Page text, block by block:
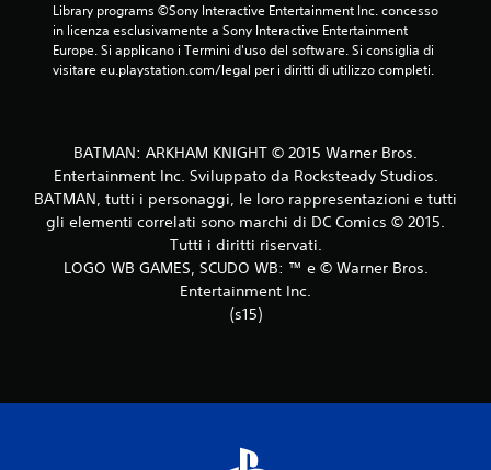
n
q
e
d
a
2
9
Library programs ©Sony Interactive Entertainment Inc. concesso
in licenza esclusivamente a Sony Interactive Entertainment
Europe. Si applicano i Termini d'uso del software. Si consiglia di
visitare eu.playstation.com/legal per i diritti di utilizzo completi.
BATMAN: ARKHAM KNIGHT © 2015 Warner Bros.
Entertainment Inc. Sviluppato da Rocksteady Studios.
BATMAN, tutti i personaggi, le loro rappresentazioni e tutti
gli elementi correlati sono marchi di DC Comics © 2015.
Tutti i diritti riservati.
LOGO WB GAMES, SCUDO WB: ™ e © Warner Bros.
Entertainment Inc.
(s15)